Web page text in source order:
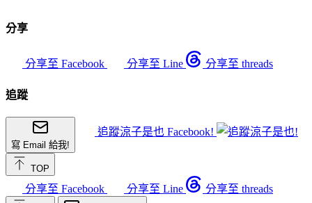
分享
分享至 Facebook 分享至 Line 分享至 threads
追蹤
寫 Email 給我!
追蹤涼子是也 Facebook!
TOP
分享至 Facebook 分享至 Line 分享至 threads